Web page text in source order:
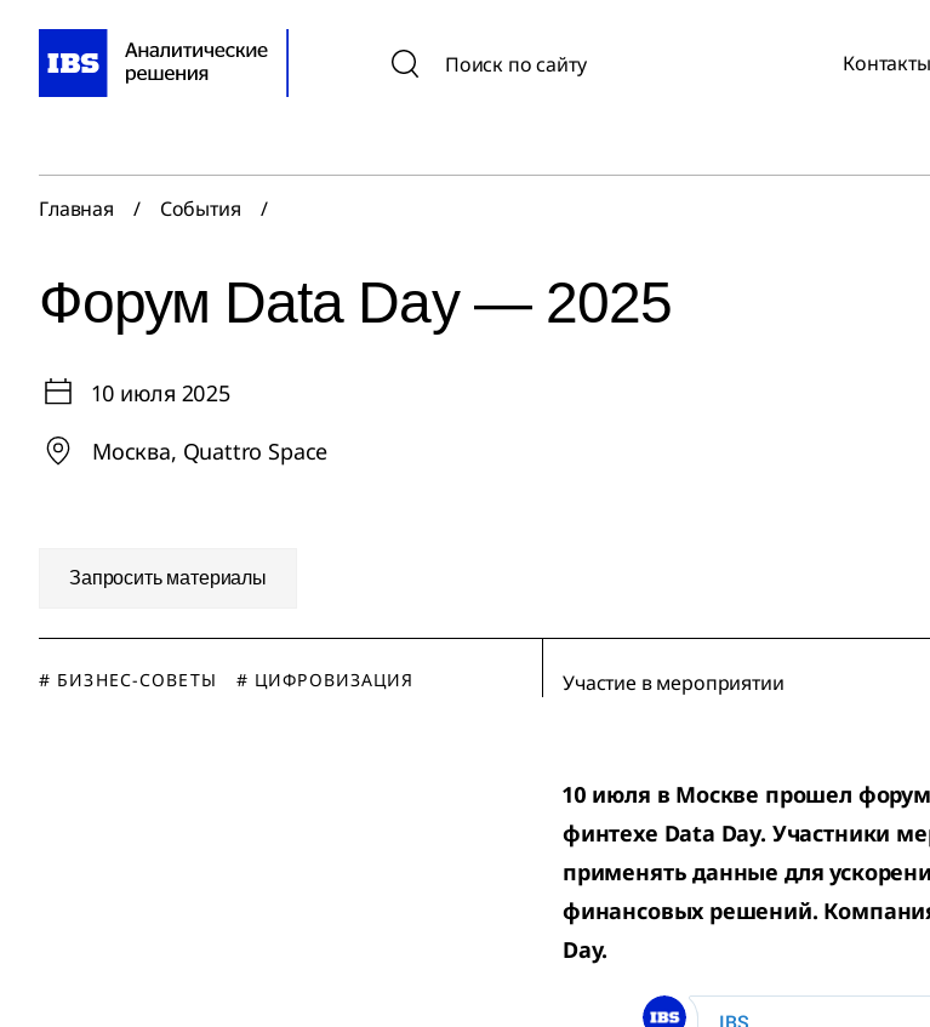
Поиск по сайту Контакты
Главная / События /
Форум Data Day — 2025
10 июля 2025
Москва, Quattro Space
Запросить материалы
# БИЗНЕС-СОВЕТЫ # ЦИФРОВИЗАЦИЯ Участие в мероприятии
10 июля в Москве прошел
финтехе Data Day. Участники
применять данные для
финансовых решений.
Day.